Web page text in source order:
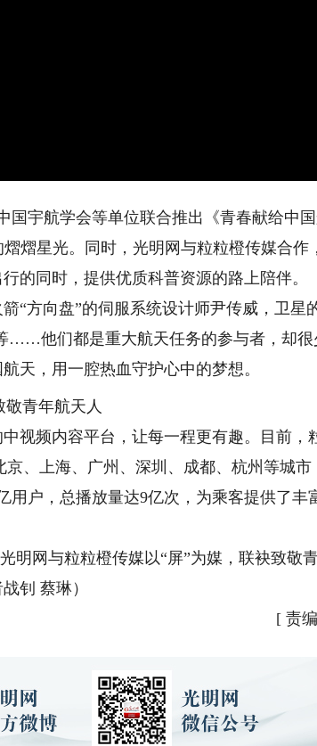
宇航学会等单位联合推出《青春献给中
熠星光。同时，光明网与粒粒橙传媒合作
的同时，提供优质科普资源的路上陪伴。
方向盘”的伺服系统设计师尹传威，卫星
……他们都是重大航天任务的参与者，却很
天，用一腔热血守护心中的梦想。
频内容平台，让每一程更有趣。目前，
、上海、广州、深圳、成都、杭州等城市
户，总播放量达9亿次，为乘客提供了丰
网与粒粒橙传媒以“屏”为媒，联袂致敬
钊 蔡琳）
[ 责